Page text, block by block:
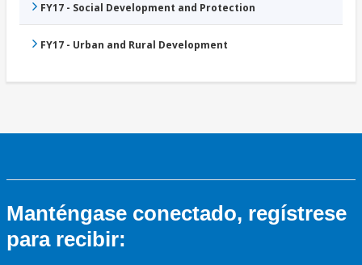
FY17 - Social Development and Protection
FY17 - Urban and Rural Development
Manténgase conectado, regístrese
para recibir: